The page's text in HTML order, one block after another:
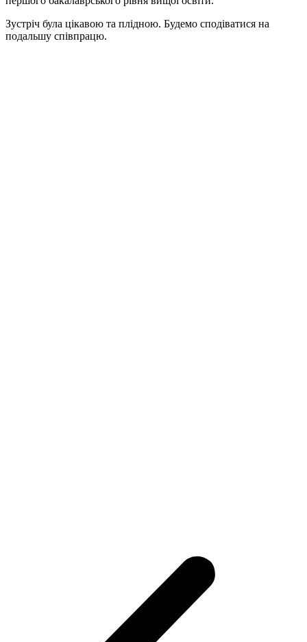
Зустріч була цікавою та плідною. Будемо сподіватися на
подальшу співпрацю.